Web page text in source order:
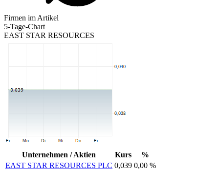
Firmen im Artikel
5-Tage-Chart
EAST STAR RESOURCES
Unternehmen / Aktien Kurs
%
EAST STAR RESOURCES PLC 0,039 0,00 %